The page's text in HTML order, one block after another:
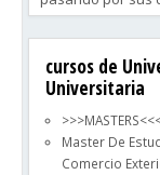
análisis,
Todas las
basan en el
dirección en el
cursos de
Universitaria
Master De
Comercio